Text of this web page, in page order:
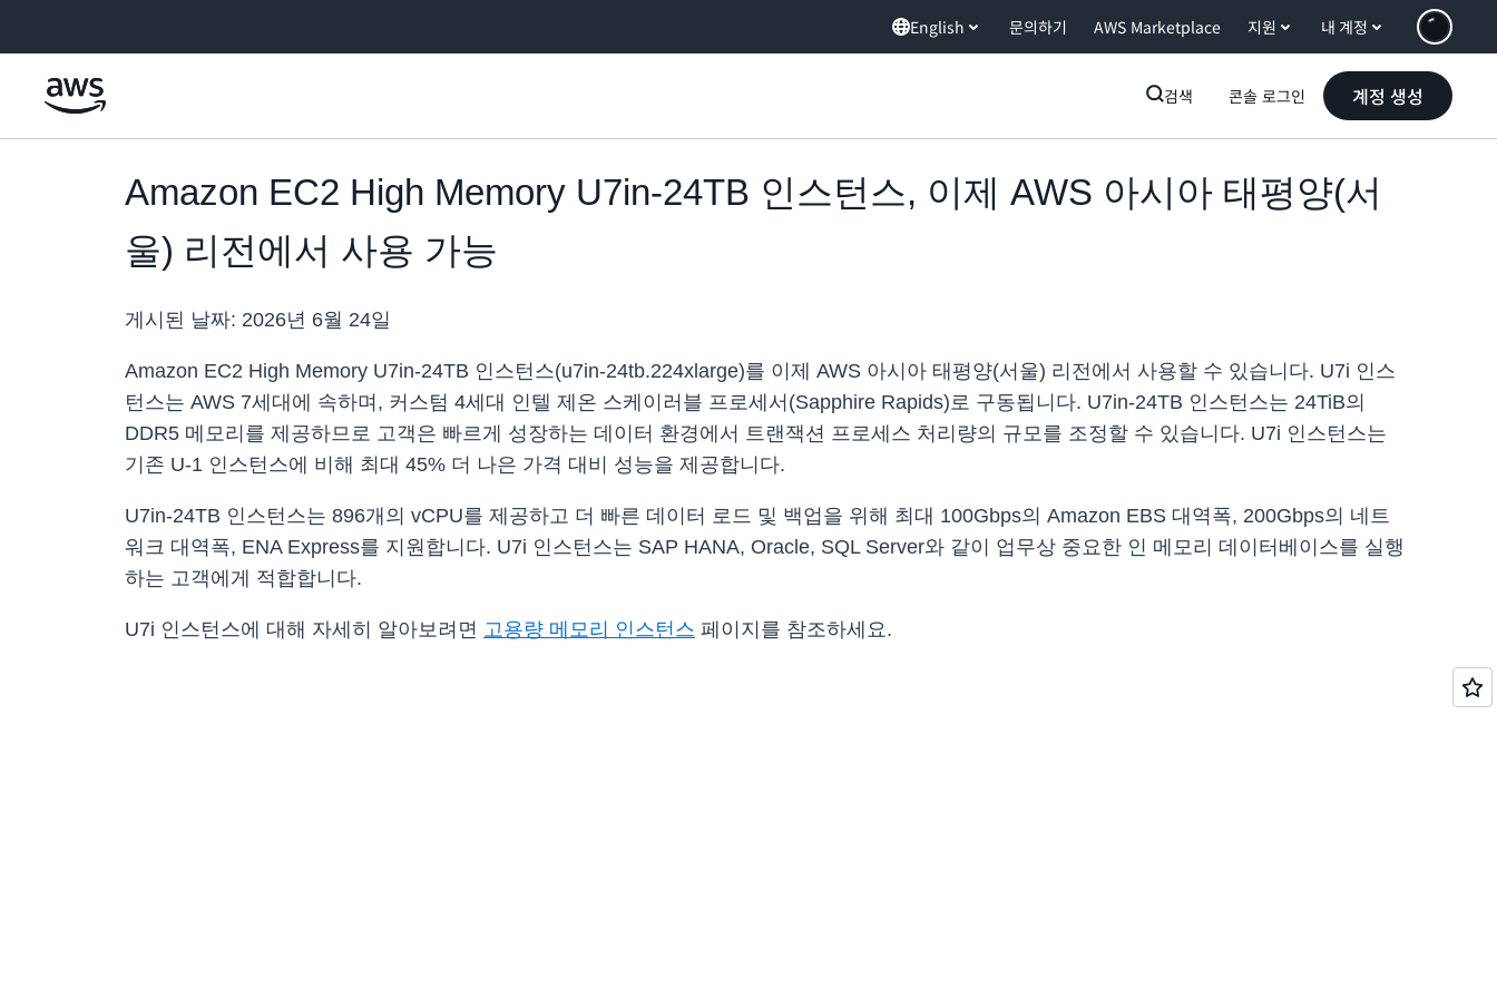
English 문의하기 AWS Marketplace 지원 내 계정
검색 콘솔 로그인 계정 생성
Amazon EC2 High Memory U7in-24TB 인스턴스, 이제 AWS 아시아 태평양(서
울) 리전에서 사용 가능
게시된 날짜: 2026년 6월 24일
Amazon EC2 High Memory U7in-24TB 인스턴스(u7in-24tb.224xlarge)를 이제 AWS 아시아 태평양(서울) 리전에서 사용할 수 있습니다. U7i 인스
턴스는 AWS 7세대에 속하며, 커스텀 4세대 인텔 제온 스케이러블 프로세서(Sapphire Rapids)로 구동됩니다. U7in-24TB 인스턴스는 24TiB의
DDR5 메모리를 제공하므로 고객은 빠르게 성장하는 데이터 환경에서 트랜잭션 프로세스 처리량의 규모를 조정할 수 있습니다. U7i 인스턴스는
기존 U-1 인스턴스에 비해 최대 45% 더 나은 가격 대비 성능을 제공합니다.
U7in-24TB 인스턴스는 896개의 vCPU를 제공하고 더 빠른 데이터 로드 및 백업을 위해 최대 100Gbps의 Amazon EBS 대역폭, 200Gbps의 네트
워크 대역폭, ENA Express를 지원합니다. U7i 인스턴스는 SAP HANA, Oracle, SQL Server와 같이 업무상 중요한 인 메모리 데이터베이스를 실행
하는 고객에게 적합합니다.
U7i 인스턴스에 대해 자세히 알아보려면 고용량 메모리 인스턴스 페이지를 참조하세요.